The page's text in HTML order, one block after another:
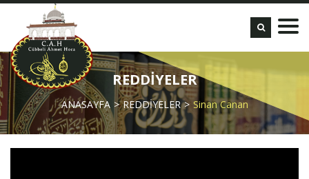
REDDİYELER
ANASAYFA REDDİYELER Sinan Canan